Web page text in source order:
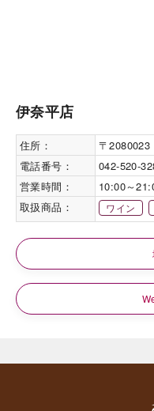
伊奈平店
住所：
〒2080023
電話番号：
042-520-
営業時間：
10:00～
取扱商品：
ワイン